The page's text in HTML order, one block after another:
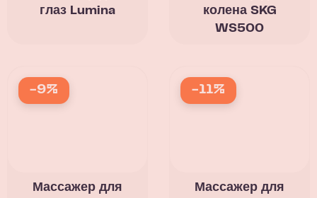
глаз Lumina
колена SKG
WS500
-9%
Массажер для
-11%
Массажер для